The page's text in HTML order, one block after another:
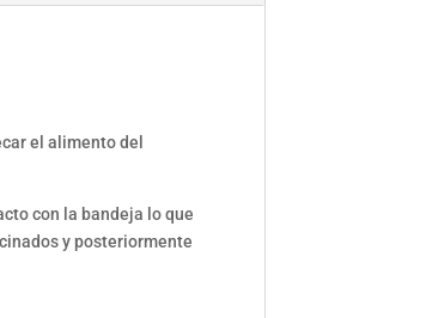
el alimento del
con la bandeja lo que
y posteriormente